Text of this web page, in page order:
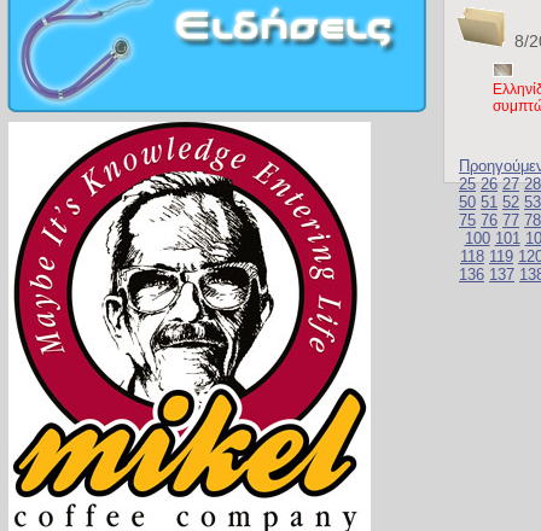
8/
25 26 27 28
50 51 52 53
75 76 77 78
100 101
118 119
136 137